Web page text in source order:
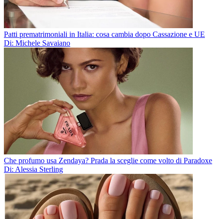
Patti prematrimoniali in Italia: cosa cambia dopo Cassazione e UE
Di: Michele Savaiano
Che profumo usa Zendaya? Prada la sceglie come volto di Paradoxe
Di: Alessia Sterling